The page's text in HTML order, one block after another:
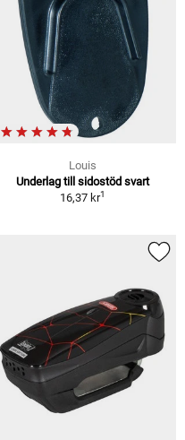
Louis
Underlag till sidostöd svart
16,37 kr1